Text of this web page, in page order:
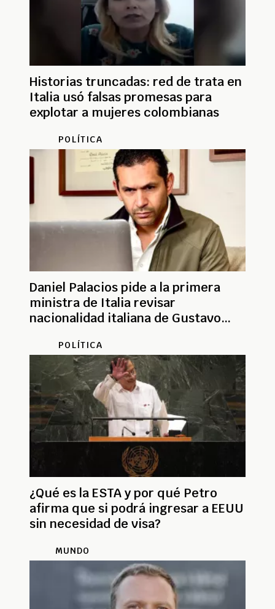
Historias truncadas: red de trata en
Italia usó falsas promesas para
explotar a mujeres colombianas
POLÍTICA
Daniel Palacios pide a la primera
ministra de Italia revisar
nacionalidad italiana de Gustavo
POLÍTICA
¿Qué es la ESTA y por qué Petro
afirma que si podrá ingresar a EEUU
sin necesidad de visa?
MUNDO